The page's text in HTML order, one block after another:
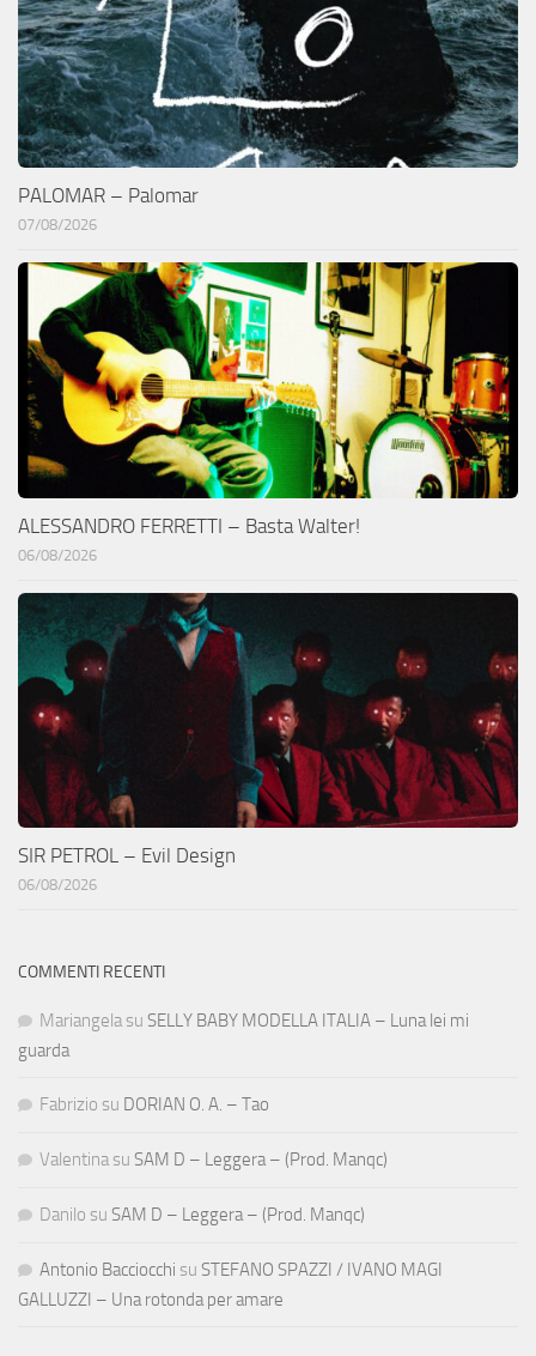
PALOMAR – Palomar
07/08/2026
ALESSANDRO FERRETTI – Basta Walter!
06/08/2026
SIR PETROL – Evil Design
06/08/2026
COMMENTI RECENTI
Mariangela su SELLY BABY MODELLA ITALIA – Luna lei mi
guarda
Fabrizio su DORIAN O. A. – Tao
Valentina su SAM D – Leggera – (Prod. Manqc)
Danilo su SAM D – Leggera – (Prod. Manqc)
Antonio Bacciocchi su STEFANO SPAZZI / IVANO MAGI
GALLUZZI – Una rotonda per amare